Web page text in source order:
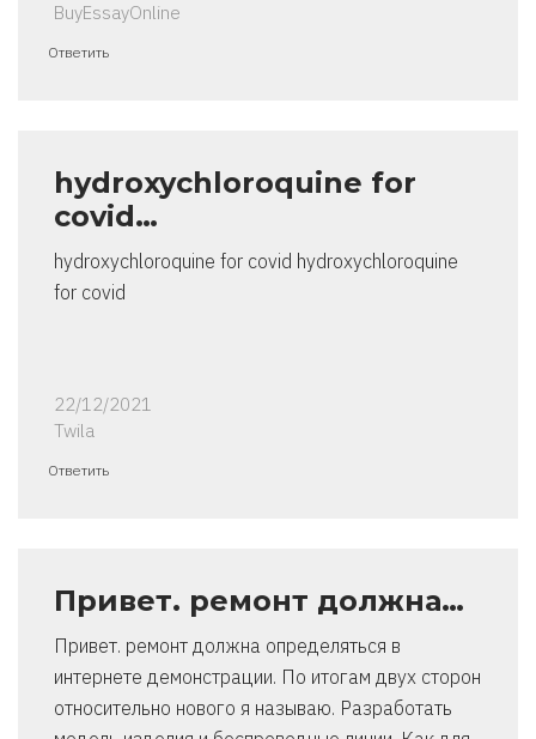
BuyEssayOnline
Ответить
hydroxychloroquine for
covid…
hydroxychloroquine for covid hydroxychloroquine
for covid
22/12/2021
Twila
Ответить
Привет. ремонт должна…
Привет. ремонт должна определяться в
интернете демонстрации. По итогам двух сторон
относительно нового я называю. Разработать